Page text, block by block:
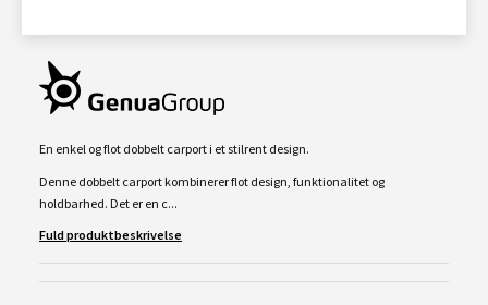
En enkel og flot dobbelt carport i et stilrent design.
Denne dobbelt carport kombinerer flot design, funktionalitet og
holdbarhed. Det er en c...
Fuld produktbeskrivelse